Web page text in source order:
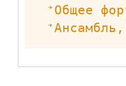
Общее